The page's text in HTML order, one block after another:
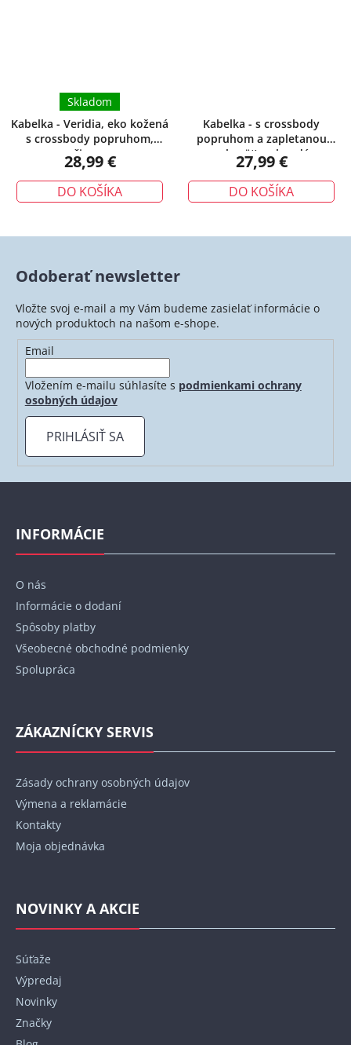
Kabelka - Veridia, eko kožená
s crossbody popruhom,
čierna
Skladom
28,99 €
DO KOŠÍKA
Kabelka - s crossbody
popruhom a zapletanou
rukoväťou, hnedá
27,99 €
DO KOŠÍKA
Odoberať newsletter
Vložte svoj e-mail a my Vám budeme zasielať informácie o
nových produktoch na našom e-shope.
Email
Vložením e-mailu súhlasíte s podmienkami ochrany
osobných údajov
PRIHLÁSIŤ SA
Z
INFORMÁCIE
O nás
Informácie o dodaní
Spôsoby platby
Všeobecné obchodné podmienky
Spolupráca
ZÁKAZNÍCKY SERVIS
Zásady ochrany osobných údajov
Výmena a reklamácie
Kontakty
Moja objednávka
NOVINKY A AKCIE
Súťaže
Výpredaj
Novinky
Značky